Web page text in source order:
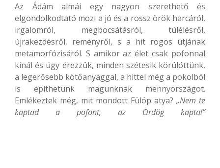
Az Ádám almái egy nagyon szerethető és
elgondolkodtató mozi a jó és a rossz örök harcáról,
irgalomról, megbocsátásról, túlélésről,
újrakezdésről, reményről, s a hit rögös útjának
metamorfózisáról. S amikor az élet csak pofonnal
kínál és úgy érezzük, minden szétesik körülöttünk,
a legerősebb kötőanyaggal, a hittel még a pokolból
is építhetünk magunknak mennyországot.
Emlékeztek még, mit mondott Fülöp atya? „Nem te
kaptad a pofont, az Ördög kapta!”